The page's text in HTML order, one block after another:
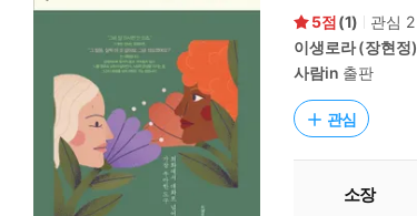
5 (1) 관심 2
이생로라 (장현정)
사람in 출판
관심
소장